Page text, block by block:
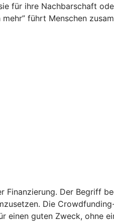
für ihre Nachbarschaft
führt Menschen
Der Begriff
Die
einen guten Zweck, ohne